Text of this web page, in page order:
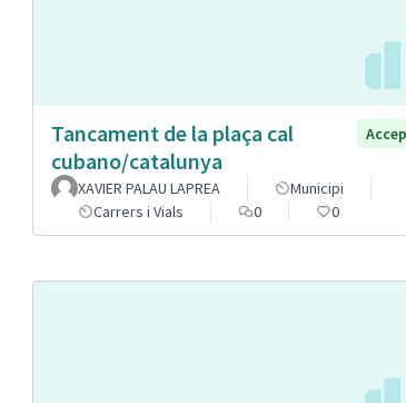
Tancament de la plaça cal
cubano/catalunya
XAVIER PALAU LAPREA
Municipi
Carrers i Vials
0 0